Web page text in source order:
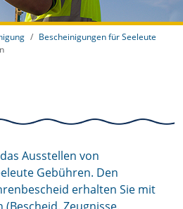
Bescheinigungen für Seeleute
Ausstellen von
Gebühren. Den
erhalten Sie mit